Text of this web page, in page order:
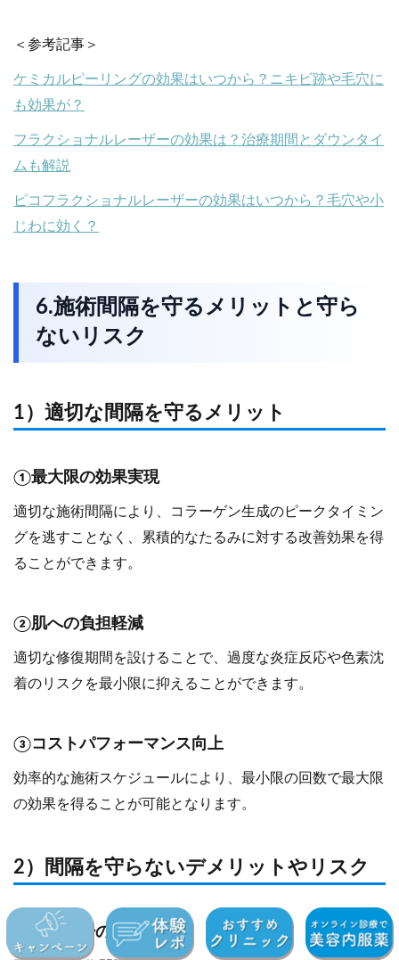
＜参考記事＞
ケミカルピーリングの効果はいつから？ニキビ跡や毛穴に
も効果が？
フラクショナルレーザーの効果は？治療期間とダウンタイ
ムも解説
ピコフラクショナルレーザーの効果はいつから？毛穴や小
じわに効く？
6.施術間隔を守るメリットと守ら
ないリスク
1）適切な間隔を守るメリット
①最大限の効果実現
適切な施術間隔により、コラーゲン生成のピークタイミン
グを逃すことなく、累積的なたるみに対する改善効果を得
ることができます。
②肌への負担軽減
適切な修復期間を設けることで、過度な炎症反応や色素沈
着のリスクを最小限に抑えることができます。
③コストパフォーマンス向上
効率的な施術スケジュールにより、最小限の回数で最大限
の効果を得ることが可能となります。
2）間隔を守らないデメリットやリスク
①効果減少の可能性